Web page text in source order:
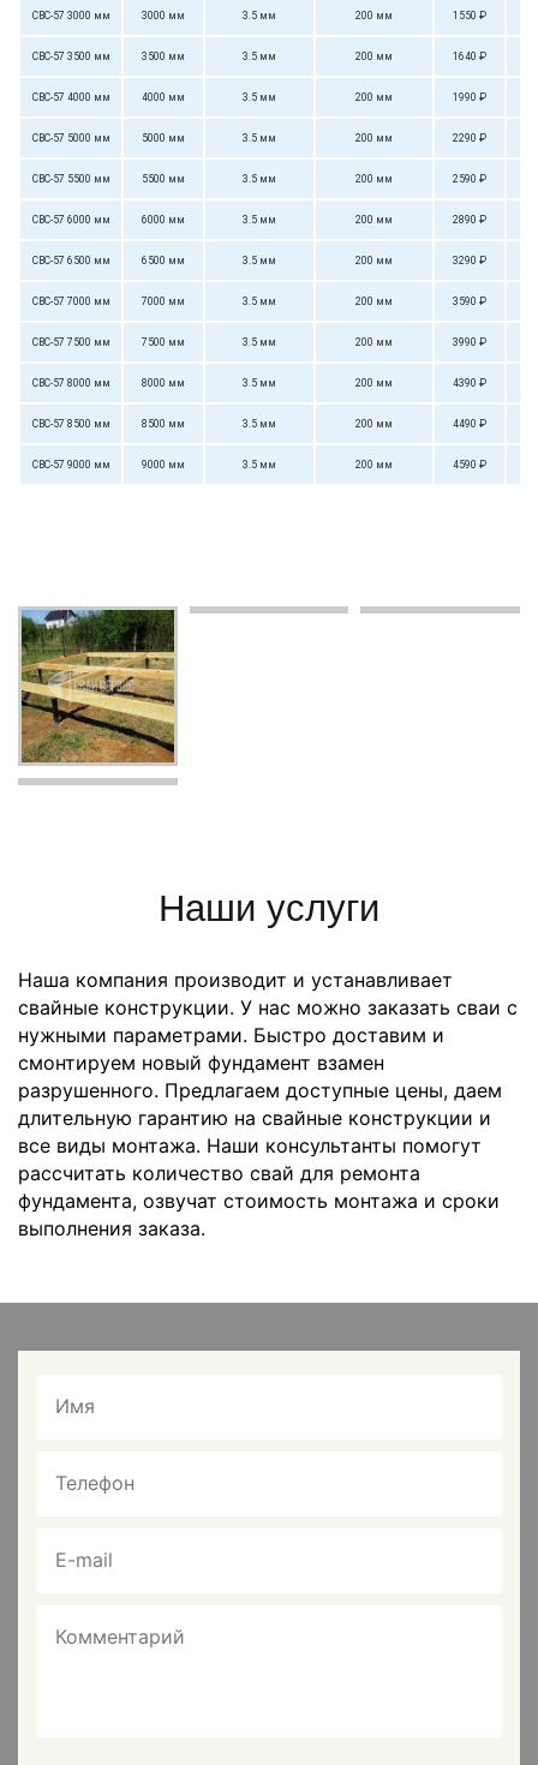
СВС-57 3000 мм 3000 мм 3.5 мм 200 мм 1550 ₽
СВС-57 3500 мм 3500 мм 3.5 мм 200 мм 1640 ₽
СВС-57 4000 мм 4000 мм 3.5 мм 200 мм 1990 ₽
СВС-57 5000 мм 5000 мм 3.5 мм 200 мм 2290 ₽
СВС-57 5500 мм 5500 мм 3.5 мм 200 мм 2590 ₽
СВС-57 6000 мм 6000 мм 3.5 мм 200 мм 2890 ₽
СВС-57 6500 мм 6500 мм 3.5 мм 200 мм 3290 ₽
СВС-57 7000 мм 7000 мм 3.5 мм 200 мм 3590 ₽
СВС-57 7500 мм 7500 мм 3.5 мм 200 мм 3990 ₽
СВС-57 8000 мм 8000 мм 3.5 мм 200 мм 4390 ₽
СВС-57 8500 мм 8500 мм 3.5 мм 200 мм 4490 ₽
СВС-57 9000 мм 9000 мм 3.5 мм 200 мм 4590 ₽
Наши услуги
Наша компания производит и устанавливает
свайные конструкции. У нас можно заказать сваи с
нужными параметрами. Быстро доставим и
смонтируем новый фундамент взамен
разрушенного. Предлагаем доступные цены, даем
длительную гарантию на свайные конструкции и
все виды монтажа. Наши консультанты помогут
рассчитать количество свай для ремонта
фундамента, озвучат стоимость монтажа и сроки
выполнения заказа.
Имя
Телефон
E-mail
Комментарий